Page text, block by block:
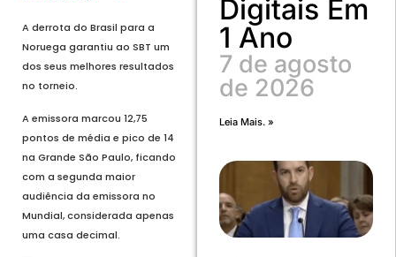
A derrota do Brasil para a
Noruega garantiu ao SBT um
dos seus melhores resultados
no torneio.
A emissora marcou 12,75
pontos de média e pico de 14
na Grande São Paulo, ficando
com a segunda maior
audiência da emissora no
Mundial, considerada apenas
uma casa decimal.
Digitais Em
1 Ano
7 de agosto
de 2026
Leia Mais. »